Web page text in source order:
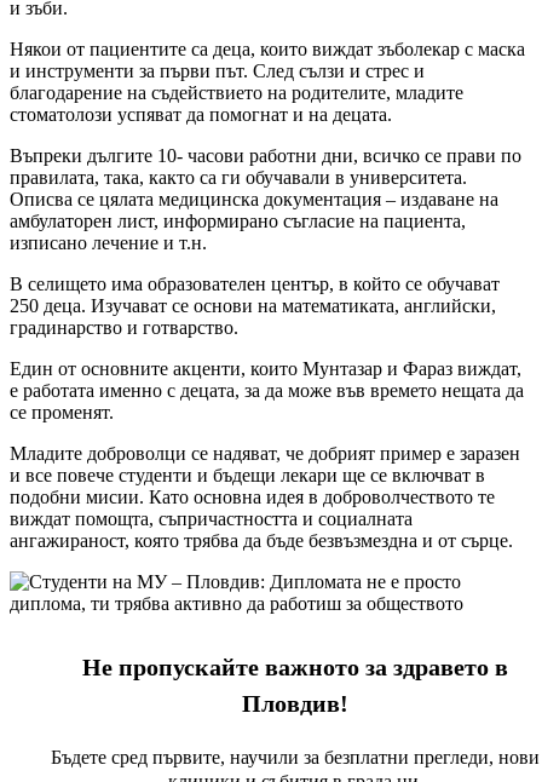
и зъби.
Някои от пациентите са деца, които виждат зъболекар с маска
и инструменти за първи път. След сълзи и стрес и
благодарение на съдействието на родителите, младите
стоматолози успяват да помогнат и на децата.
Въпреки дългите 10- часови работни дни, всичко се прави по
правилата, така, както са ги обучавали в университета.
Описва се цялата медицинска документация – издаване на
амбулаторен лист, информирано съгласие на пациента,
изписано лечение и т.н.
В селището има образователен център, в който се обучават
250 деца. Изучават се основи на математиката, английски,
градинарство и готварство.
Един от основните акценти, които Мунтазар и Фараз виждат,
е работата именно с децата, за да може във времето нещата да
се променят.
Младите доброволци се надяват, че добрият пример е заразен
и все повече студенти и бъдещи лекари ще се включват в
подобни мисии. Като основна идея в доброволчеството те
виждат помощта, съпричастността и социалната
ангажираност, която трябва да бъде безвъзмездна и от сърце.
Не пропускайте важното за здравето в
Пловдив!
Бъдете сред първите, научили за безплатни прегледи, нови